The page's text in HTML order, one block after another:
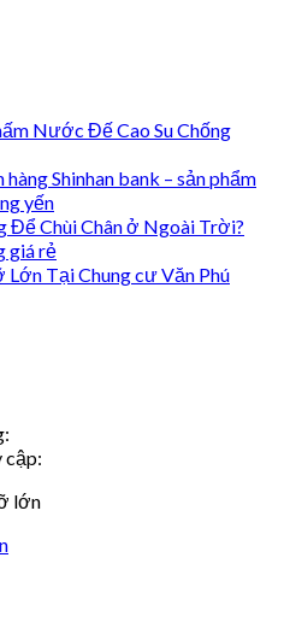
Nước Đế Cao Su Chống
Shinhan bank – sản phẩm
yến
Để Chùi Chân ở Ngoài Trời?
giá rẻ
Lớn Tại Chung cư Văn Phú
cập:
lớn